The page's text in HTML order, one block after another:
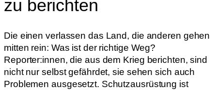
zu berichten
Die einen verlassen das Land, die anderen gehen
mitten rein: Was ist der richtige Weg?
Reporter:innen, die aus dem Krieg berichten, sind
nicht nur selbst gefährdet, sie sehen sich auch
Problemen ausgesetzt. Schutzausrüstung ist